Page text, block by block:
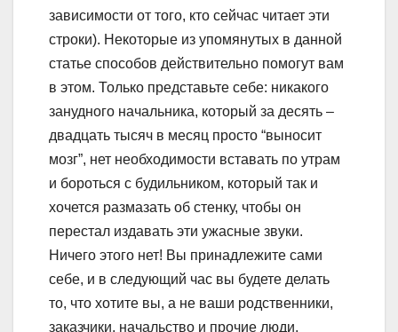
зависимости от того, кто сейчас читает эти
строки). Некоторые из упомянутых в данной
статье способов действительно помогут вам
в этом. Только представьте себе: никакого
занудного начальника, который за десять –
двадцать тысяч в месяц просто “выносит
мозг”, нет необходимости вставать по утрам
и бороться с будильником, который так и
хочется размазать об стенку, чтобы он
перестал издавать эти ужасные звуки.
Ничего этого нет! Вы принадлежите сами
себе, и в следующий час вы будете делать
то, что хотите вы, а не ваши родственники,
заказчики, начальство и прочие люди,